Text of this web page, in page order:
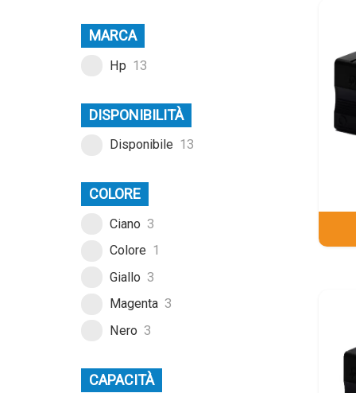
MARCA
Hp 13
DISPONIBILITÀ
Disponibile 13
COLORE
Ciano 3
Colore 1
Giallo 3
Magenta 3
Nero 3
CAPACITÀ